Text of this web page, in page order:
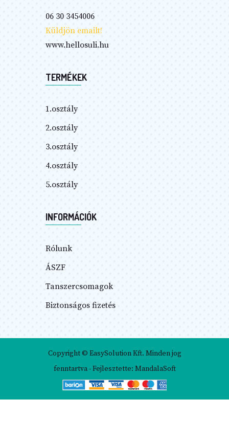
06 30 3454006
Küldjön emailt!
www.hellosuli.hu
TERMÉKEK
1.osztály
2.osztály
3.osztály
4.osztály
5.osztály
INFORMÁCIÓK
Rólunk
ÁSZF
Tanszercsomagok
Biztonságos fizetés
Copyright © EasySolution Kft. Minden jog
fenntartva - Fejlesztette: MandalaSoft